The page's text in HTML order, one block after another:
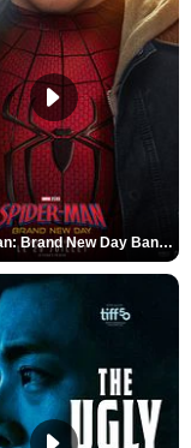
Spider-Man: Brand New Day Bande-annonce (3) VO STFR